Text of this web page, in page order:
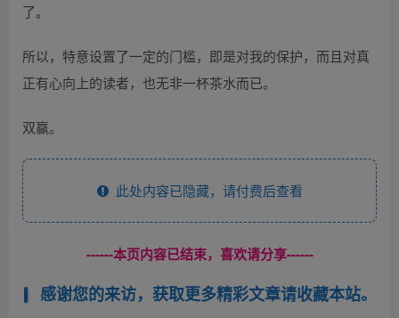
了。
所以，特意设置了一定的门槛，即是对我的保护，而且对真
正有心向上的读者，也无非一杯茶水而已。
双赢。
此处内容已隐藏，请付费后查看
------本页内容已结束，喜欢请分享------
感谢您的来访，获取更多精彩文章请收藏本站。